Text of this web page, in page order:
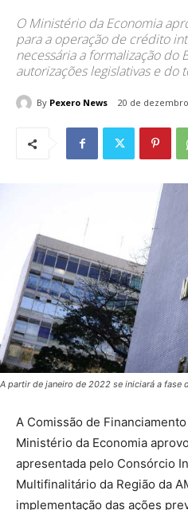
O Ministério da Economia
para a operação de crédito
necessária a formalização do
autorizações legislativas e do
By Pexero News 20 de
A partir de janeiro de 2022 se iniciará a fase
A Comissão de
Ministério da Economia
apresentada pelo Consórcio
Multifinalitário da Região da
implementação das ações